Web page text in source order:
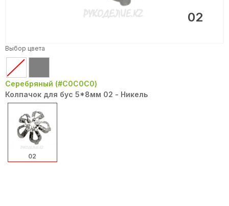
02
Выбор цвета
Серебряный (#C0C0C0)
Колпачок для бус 5*8мм 02 - Никель
02